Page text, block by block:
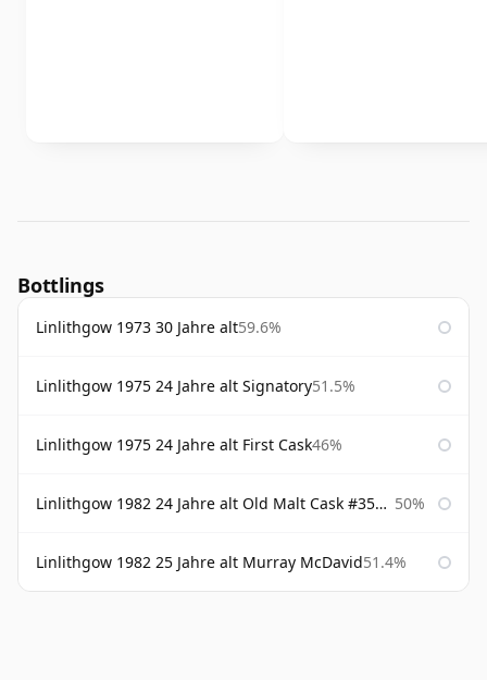
Bottlings
Linlithgow 1973 30 Jahre alt59.6%
Linlithgow 1975 24 Jahre alt Signatory51.5%
Linlithgow 1975 24 Jahre alt First Cask46%
Linlithgow 1982 24 Jahre alt Old Malt Cask #3560 Douglas Laing 50%
Linlithgow 1982 25 Jahre alt Murray McDavid51.4%